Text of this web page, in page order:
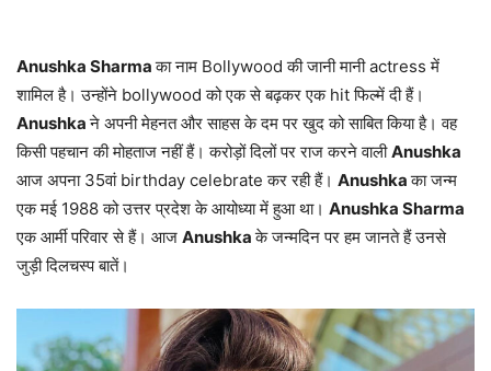
Anushka Sharmaका नाम Bollywood की जानी मानी actress में
शामिल है। उन्होंने bollywood को एक से बढ़कर एक hit फिल्में दी हैं।
Anushkaने अपनी मेहनत और साहस के दम पर खुद को साबित किया है। वह
किसी पहचान की मोहताज नहीं हैं। करोड़ों दिलों पर राज करने वालीAnushka
आज अपना 35वां birthday celebrate कर रही हैं। Anushkaका जन्म
एक मई 1988 को उत्तर प्रदेश के आयोध्या में हुआ था। Anushka Sharma
एक आर्मी परिवार से हैं। आज Anushkaके जन्मदिन पर हम जानते हैं उनसे
जुड़ी दिलचस्प बातें।